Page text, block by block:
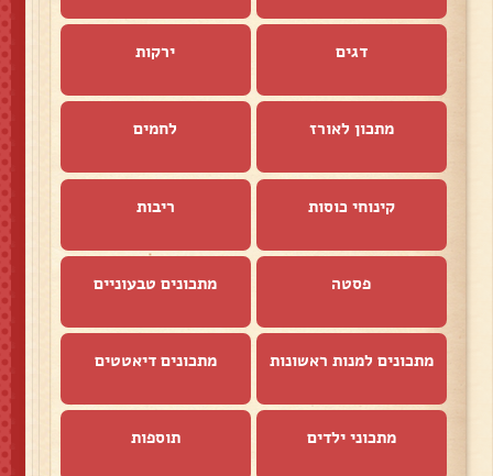
דגים ירקות
מתכון לאורז לחמים
קינוחי כוסות ריבות
פסטה מתכונים טבעוניים
מתכונים למנות ראשונות מתכונים דיאטטים
מתכוני ילדים תוספות